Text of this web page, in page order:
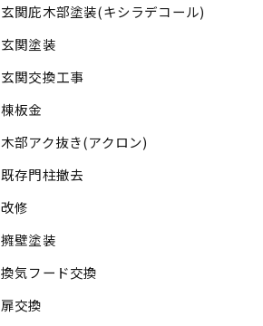
玄関庇木部塗装(キシラデコール)
玄関塗装
玄関交換工事
棟板金
木部アク抜き(アクロン)
既存門柱撤去
改修
擁壁塗装
換気フード交換
扉交換